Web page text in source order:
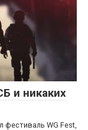
и никаких
фестиваль WG Fest,